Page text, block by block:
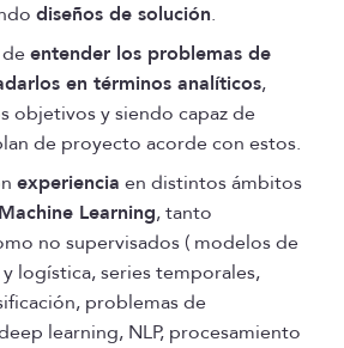
diseños de solución.
entender los problemas de
en términos analíticos,
objetivos y siendo capaz de
de proyecto acorde con estos.
experiencia en distintos ámbitos
Machine Learning, tanto
no supervisados ( modelos de
logística, series temporales,
problemas de
learning, NLP, procesamiento